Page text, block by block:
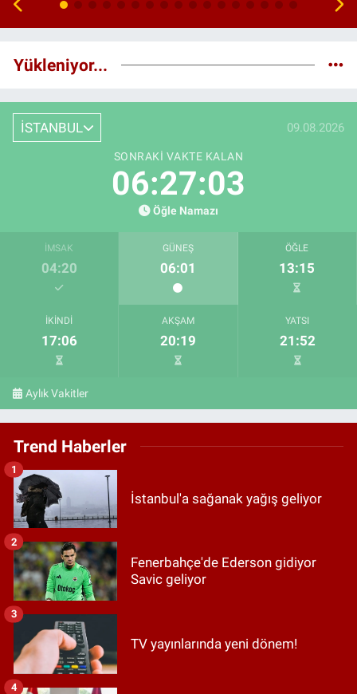
Yükleniyor...
İSTANBUL 09.08.2026
SONRAKI VAKTE KALAN
06:27:02
Öğle Namazı
İMSAK
04:20
GÜNEŞ
06:01
ÖĞLE
13:15
İKINDI
17:06
AKŞAM
20:19
YATSI
21:52
Aylık Vakitler
Trend Haberler
İstanbul'a sağanak yağış geliyor
1
Fenerbahçe'de Ederson gidiyor
Savic geliyor
2
TV yayınlarında yeni dönem!
3
4